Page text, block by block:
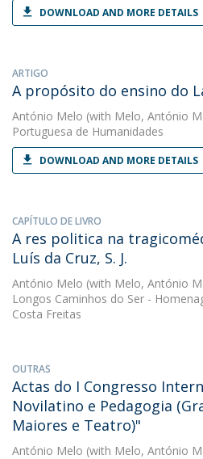
DOWNLOAD AND MORE DETAILS
ARTIGO
A propósito do ensino do
António Melo (with Melo, António
Portuguesa de Humanidades
DOWNLOAD AND MORE DETAILS
CAPÍTULO DE LIVRO
A res politica na
Luís da Cruz, S. J.
António Melo (with Melo, António
Longos Caminhos do Ser -
Costa Freitas
OUTRAS
Actas do I Congresso
Novilatino e Pedagogia
Maiores e Teatro)"
António Melo (with Melo, António